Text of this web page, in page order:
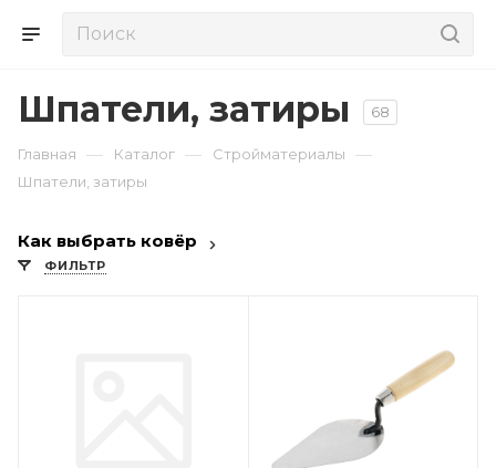
Шпатели, затиры 68
Главная — Каталог — Стройматериалы —
Шпатели, затиры
Как выбрать ковёр
ФИЛЬТР